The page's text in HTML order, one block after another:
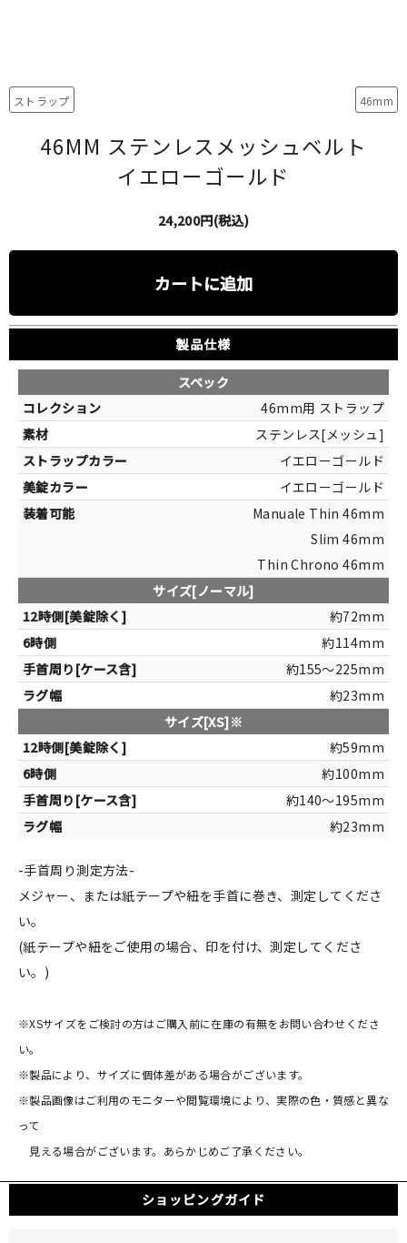
ストラップ 46mm
46MM ステンレスメッシュベルト
イエローゴールド
24,200円(税込)
カートに追加
製品仕様
スペック
46mm用 ストラップ
ステンレス[メッシュ]
イエローゴールド
イエローゴールド
Manuale Thin 46mm
Slim 46mm
Thin Chrono 46mm
サイズ[ノーマル]
約72mm
約114mm
約155～225mm
約23mm
サイズ[XS]※
約59mm
約100mm
約140～195mm
約23mm
-手首周り測定方法-
メジャー、または紙テープや紐を手首に巻き、測定してくださ
い。
(紙テープや紐をご使用の場合、印を付け、測定してくださ
い。)
※XSサイズをご検討の方はご購入前に在庫の有無をお問い合わせくださ
い。
※製品により、サイズに個体差がある場合がございます。
※製品画像はご利用のモニターや閲覧環境により、実際の色・質感と異な
って
見える場合がございます。あらかじめご了承ください。
ショッピングガイド